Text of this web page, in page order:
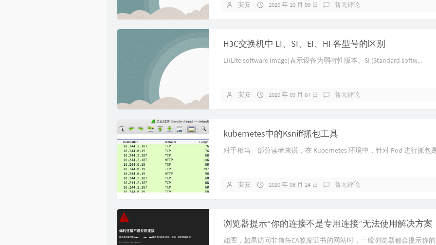
安安 2020 年 10 月 09 日 暂无评论
H3C交换机中 LI、SI、EI、HI 各型号的区别
LI(Lite software Image)表示设备为弱特性版本。SI (Standard softw...
安安 2020 年 09 月 07 日 暂无评论
kubernetes中的Ksniff抓包工具
对于相当一部分读者来说，在 Kubernetes 环境中，针对 Pod 进行抓包
安安 2020 年 08 月 24 日 暂无评论
浏览器提示“你的连接不是专用连接”无法使用解决方案
如图，如果访问非信任CA签发证书的网站时，一般浏览器都会提示你